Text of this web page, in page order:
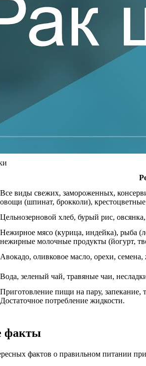
Все виды свежих, замороженных,
овощи (шпинат, брокколи),
Цельнозерновой хлеб, бурый рис,
Нежирное мясо (курица, индейка), рыба
нежирные молочные продукты (йогурт,
Авокадо, оливковое масло, орехи,
Вода, зеленый чай, травяные чаи,
Приготовление пищи на пару,
Достаточное потребление жидкости.
факты
фактов о правильном питании